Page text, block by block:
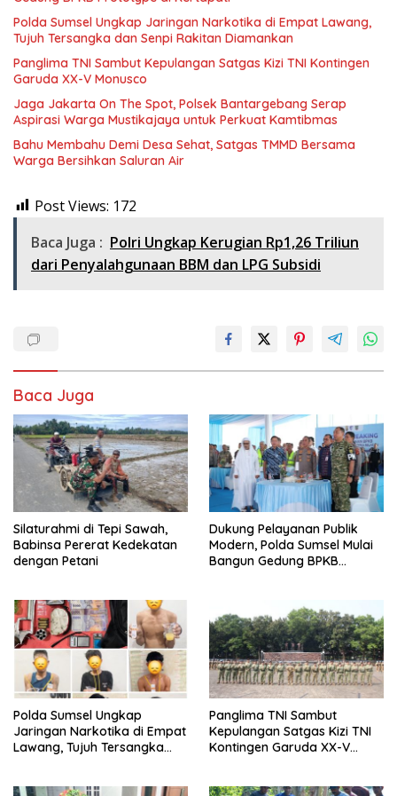
Polda Sumsel Ungkap Jaringan Narkotika di Empat Lawang,
Tujuh Tersangka dan Senpi Rakitan Diamankan
Panglima TNI Sambut Kepulangan Satgas Kizi TNI Kontingen
Garuda XX-V Monusco
Jaga Jakarta On The Spot, Polsek Bantargebang Serap
Aspirasi Warga Mustikajaya untuk Perkuat Kamtibmas
Bahu Membahu Demi Desa Sehat, Satgas TMMD Bersama
Warga Bersihkan Saluran Air
Post Views: 172
Baca Juga : Polri Ungkap Kerugian Rp1,26 Triliun
dari Penyalahgunaan BBM dan LPG Subsidi
Baca Juga
Silaturahmi di Tepi Sawah,
Babinsa Pererat Kedekatan
dengan Petani
Dukung Pelayanan Publik
Modern, Polda Sumsel Mulai
Bangun Gedung BPKB
Polda Sumsel Ungkap
Jaringan Narkotika di Empat
Lawang, Tujuh Tersangka
Panglima TNI Sambut
Kepulangan Satgas Kizi TNI
Kontingen Garuda XX-V